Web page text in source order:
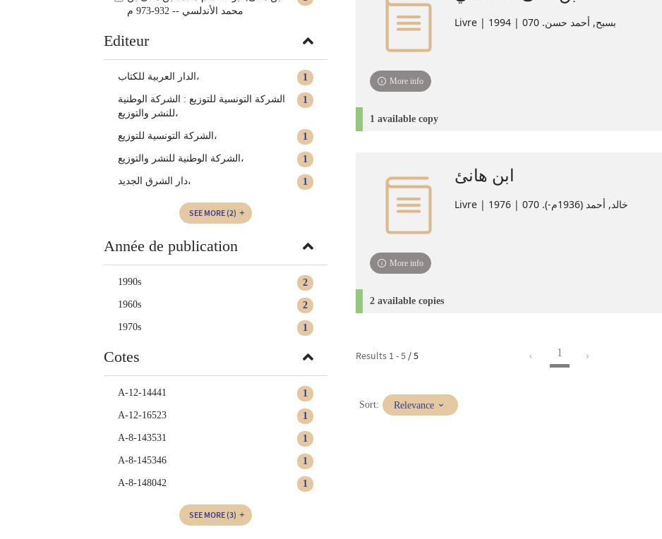
Livre | بسبح, أحمد حسن. 070 | 1994
More info
1 available copy
ابن هانئ
Livre | خالد, أحمد (1936م-). 070 | 1976
More info
2 available copies
Results 1 -5 / 5 1
Sort:(Immediate
update)
Relevance
محمد الأندلسي -- 932-973 م
Editeur
1 الدار العربية للكتاب،
1
الشركة التونسية للتوزيع : الشركة الوطنية
للنشر والتوزيع،
1 الشركة التونسية للتوزيع،
1 الشركة الوطنية للنشر والتوزيع،
1 دار الشرق الجديد،
SEE MORE (2)
Année de publication
2
1990s
2
1960s
1
1970s
Cotes
1
A-12-14441
1
A-12-16523
1
A-8-143531
1
A-8-145346
1
A-8-148042
SEE MORE (3)